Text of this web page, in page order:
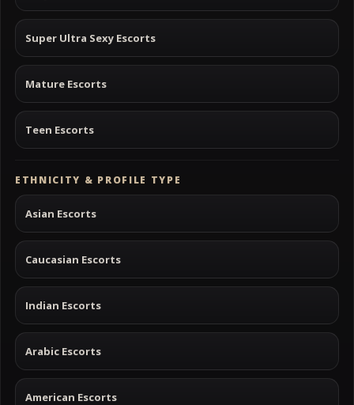
Super Ultra Sexy Escorts
Mature Escorts
Teen Escorts
ETHNICITY & PROFILE TYPE
Asian Escorts
Caucasian Escorts
Indian Escorts
Arabic Escorts
American Escorts